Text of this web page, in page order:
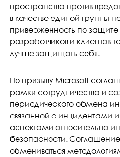
пространства против
в качестве единой группы
приверженность по защите
разработчиков и клиентов
лучше защищать себя.
По призыву Microsoft
рамки сотрудничества и
периодического обмена
связанной с инцидентами
аспектами относительно
безопасности.
обмениваться